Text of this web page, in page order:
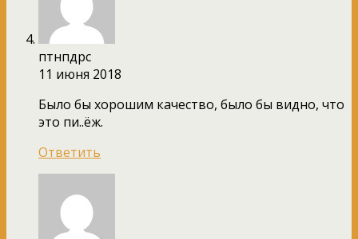
птнпдрс
11 июня 2018
Было бы хорошим качество, было бы видно, что
это пи..ёж.
Ответить